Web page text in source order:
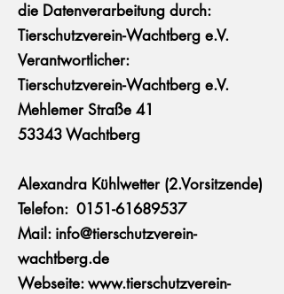
die Datenverarbeitung durch:
Tierschutzverein-Wachtberg e.V.
Verantwortlicher:
Tierschutzverein-Wachtberg e.V.
Mehlemer Straße 41
53343 Wachtberg
Alexandra Kühlwetter (2.Vorsitzende)
Telefon: 0151-61689537
Mail: info@tierschutzverein-
wachtberg.de
Webseite: www.tierschutzverein-